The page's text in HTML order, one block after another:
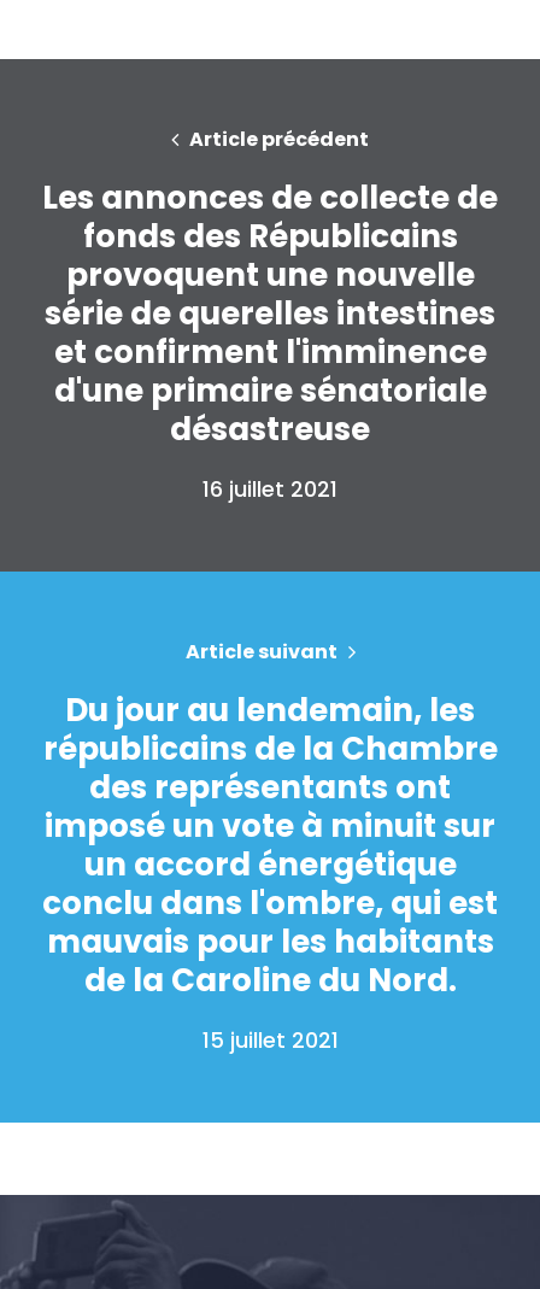
Accueil
Shop
Take Back the Courts
Travailler avec nous
Presse
Votre fête
Action
Faire un don
Article précédent
Les annonces de collecte de
fonds des Républicains
provoquent une nouvelle
série de querelles intestines
et confirment l'imminence
d'une primaire sénatoriale
désastreuse
16 juillet 2021
Article suivant
Du jour au lendemain, les
républicains de la Chambre
des représentants ont
imposé un vote à minuit sur
un accord énergétique
conclu dans l'ombre, qui est
mauvais pour les habitants
de la Caroline du Nord.
15 juillet 2021